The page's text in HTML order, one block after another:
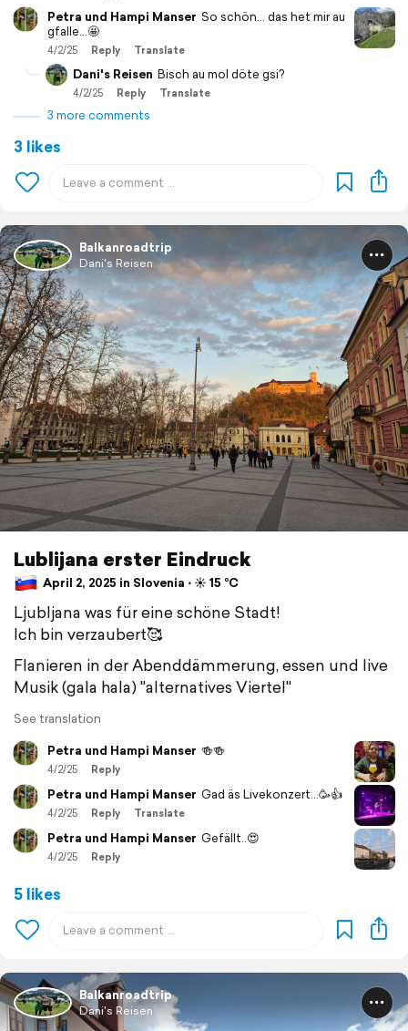
Petra und Hampi Manser So schön... das het mir au
gfalle...🤩
4/2/25 Reply Translate
Dani's Reisen Bisch au mol döte gsi?
4/2/25 Reply Translate
3 more comments
3 likes
Balkanroadtrip
Dani's Reisen
Lublijana erster Eindruck
April 2, 2025 in Slovenia ⋅ ☀️ 15 °C
Ljubljana was für eine schöne Stadt!
Ich bin verzaubert🥰
Flanieren in der Abenddämmerung, essen und live
Musik (gala hala) "alternatives Viertel"
See translation
Petra und Hampi Manser 🍻🍻
4/2/25 Reply
Petra und Hampi Manser Gad äs Livekonzert...🥳👍
4/2/25 Reply Translate
Petra und Hampi Manser Gefällt..😍
4/2/25 Reply
5 likes
Balkanroadtrip
Dani's Reisen